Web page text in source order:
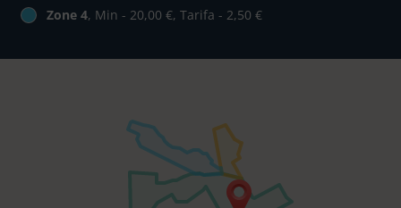
Zone 4, Min - 20,00 €, Tarifa - 2,50 €